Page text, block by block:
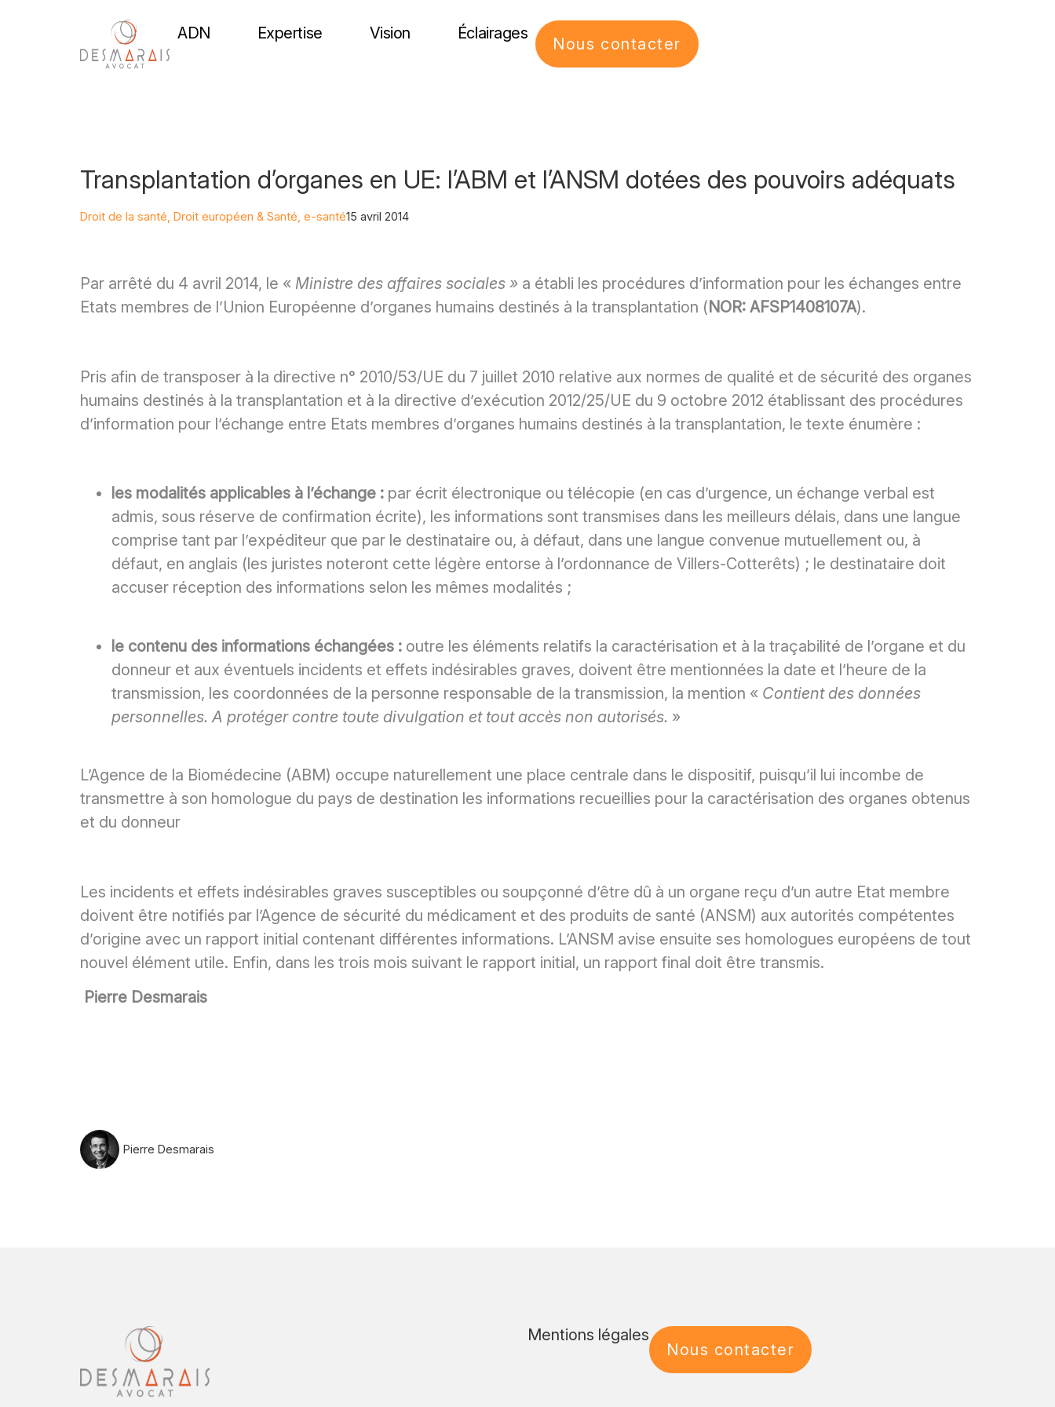
ADN Expertise Vision Éclairages
Nous contacter
Transplantation d’organes en UE: l’ABM et l’ANSM dotées des pouvoirs adéquats
Droit de la santé Droit européen & Santé e-santé15 avril 2014
Par arrêté du 4 avril 2014, le « Ministre des affaires sociales » a établi les procédures d’information pour les échanges entre
Etats membres de l’Union Européenne d’organes humains destinés à la transplantation ( NOR: AFSP1408107A).
Pris afin de transposer à la directive n° 2010/53/UE du 7 juillet 2010 relative aux normes de qualité et de sécurité des organes
humains destinés à la transplantation et à la directive d’exécution 2012/25/UE du 9 octobre 2012 établissant des procédures
d’information pour l’échange entre Etats membres d’organes humains destinés à la transplantation, le texte énumère :
les modalités applicables à l’échange : par écrit électronique ou télécopie (en cas d’urgence, un échange verbal est
admis, sous réserve de confirmation écrite), les informations sont transmises dans les meilleurs délais, dans une langue
comprise tant par l’expéditeur que par le destinataire ou, à défaut, dans une langue convenue mutuellement ou, à
défaut, en anglais (les juristes noteront cette légère entorse à l’ordonnance de Villers-Cotterêts) ; le destinataire doit
accuser réception des informations selon les mêmes modalités ;
le contenu des informations échangées : outre les éléments relatifs la caractérisation et à la traçabilité de l’organe et du
donneur et aux éventuels incidents et effets indésirables graves, doivent être mentionnées la date et l’heure de la
transmission, les coordonnées de la personne responsable de la transmission, la mention « Contient des données
personnelles. A protéger contre toute divulgation et tout accès non autorisés. »
L’Agence de la Biomédecine (ABM) occupe naturellement une place centrale dans le dispositif, puisqu’il lui incombe de
transmettre à son homologue du pays de destination les informations recueillies pour la caractérisation des organes obtenus
et du donneur
Les incidents et effets indésirables graves susceptibles ou soupçonné d’être dû à un organe reçu d’un autre Etat membre
doivent être notifiés par l’Agence de sécurité du médicament et des produits de santé (ANSM) aux autorités compétentes
d’origine avec un rapport initial contenant différentes informations. L’ANSM avise ensuite ses homologues européens de tout
nouvel élément utile. Enfin, dans les trois mois suivant le rapport initial, un rapport final doit être transmis.
Pierre Desmarais
Pierre Desmarais
Mentions légales
Nous contacter